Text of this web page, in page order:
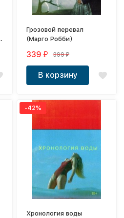
Грозовой перевал
(Марго Робби)
339₽ 399₽
В корзину
-42%
Хронология воды